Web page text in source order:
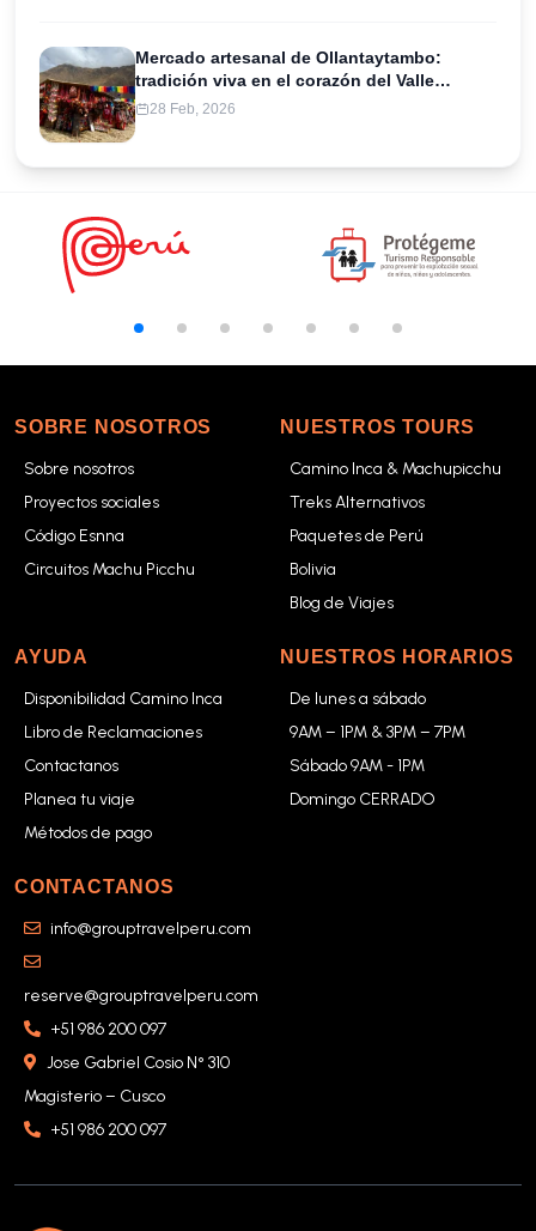
Mercado artesanal de Ollantaytambo:
tradición viva en el corazón del Valle
Sagrado
28 Feb, 2026
SOBRE NOSOTROS
Sobre nosotros
Proyectos sociales
Código Esnna
Circuitos Machu Picchu
NUESTROS TOURS
Camino Inca & Machupicchu
Treks Alternativos
Paquetes de Perú
Bolivia
Blog de Viajes
AYUDA
Disponibilidad Camino Inca
Libro de Reclamaciones
Contactanos
Planea tu viaje
Métodos de pago
NUESTROS HORARIOS
De lunes a sábado
9AM – 1PM & 3PM – 7PM
Sábado 9AM - 1PM
Domingo CERRADO
CONTACTANOS
info@grouptravelperu.com
reserve@grouptravelperu.com
+51 986 200 097
Jose Gabriel Cosio N° 310
Magisterio – Cusco
+51 986 200 097